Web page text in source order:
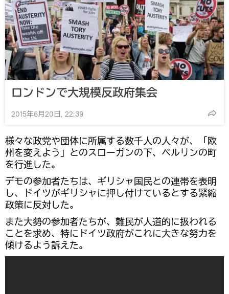
ロンドンで大規模反政府集会
2015年6月20日, 22:39
様々な政党や団体に所属する数千人の人々が、「欧
州を変えよう」とのスローガンの下、ベルリンの町
を行進した。
デモの参加者たちは、ギリシャ国民との連帯を表明
し、ドイツがギリシャに押し付けているとする緊縮
政策に反対した。
また大勢の参加者たちが、難民が人道的に扱われる
ことを求め、特にドイツ政府がこれに大きな努力を
傾けるよう訴えた。